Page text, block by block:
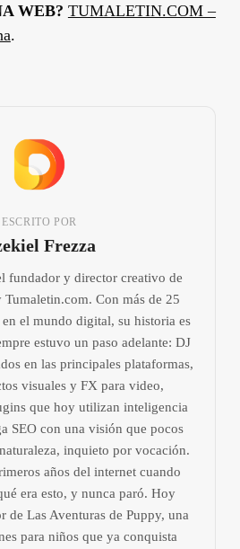
WEB? TUMALETIN.COM –
.
ESCRITO POR
Frezza
fundador y director creativo de
Tumaletin.com. Con más de 25
el mundo digital, su historia es
estuvo un paso adelante: DJ
en las principales plataformas,
visuales y FX para video,
que hoy utilizan inteligencia
SEO con una visión que pocos
inquieto por vocación.
años del internet cuando
era esto, y nunca paró. Hoy
de Las Aventuras de Puppy, una
para niños que ya conquista